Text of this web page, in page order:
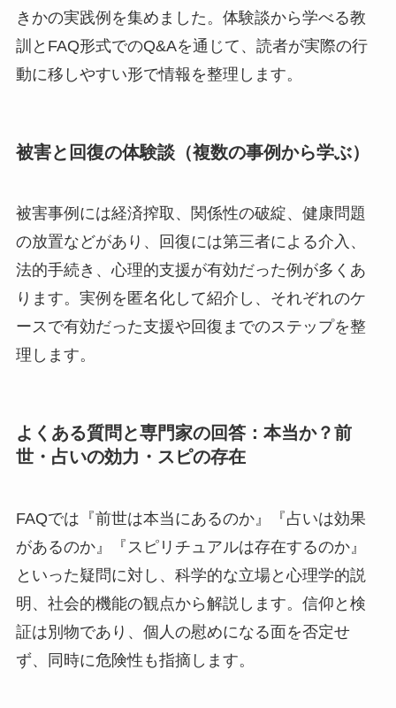
きかの実践例を集めました。体験談から学べる教
訓とFAQ形式でのQ&Aを通じて、読者が実際の行
動に移しやすい形で情報を整理します。
被害と回復の体験談（複数の事例から学ぶ）
被害事例には経済搾取、関係性の破綻、健康問題
の放置などがあり、回復には第三者による介入、
法的手続き、心理的支援が有効だった例が多くあ
ります。実例を匿名化して紹介し、それぞれのケ
ースで有効だった支援や回復までのステップを整
理します。
よくある質問と専門家の回答：本当か？前
世・占いの効力・スピの存在
FAQでは『前世は本当にあるのか』『占いは効果
があるのか』『スピリチュアルは存在するのか』
といった疑問に対し、科学的な立場と心理学的説
明、社会的機能の観点から解説します。信仰と検
証は別物であり、個人の慰めになる面を否定せ
ず、同時に危険性も指摘します。